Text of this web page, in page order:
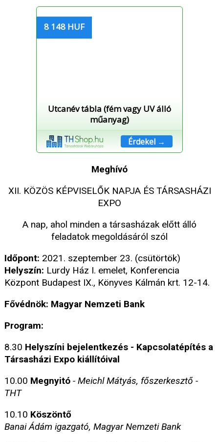
8 148 HUF
Utcanév tábla (fém vagy UV álló
műanyag)
Érdekel →
Meghívó
XII. KÖZÖS KÉPVISELŐK NAPJA ÉS TÁRSASHÁZI
EXPO
A nap, ahol minden a társasházak előtt álló
feladatok megoldásáról szól
Időpont: 2021. szeptember 23. (csütörtök)
Helyszín: Lurdy Ház I. emelet, Konferencia
Központ Budapest IX., Könyves Kálmán krt. 12-14.
Fővédnök: Magyar Nemzeti Bank
Program:
8.30 Helyszíni bejelentkezés - Kapcsolatépítés a
Társasházi Expo kiállítóival
10.00 Megnyitó - Meichl Mátyás, főszerkesztő -
THT
10.10 Köszöntő
Banai Ádám igazgató, Magyar Nemzeti Bank